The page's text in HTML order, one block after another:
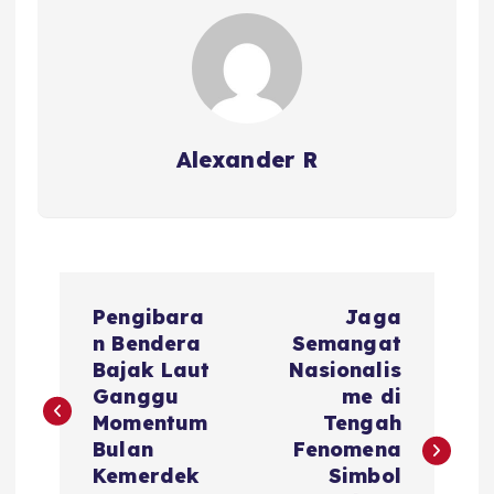
Alexander R
s
Pengibara
n Bendera
Bajak Laut
Ganggu
Momentum
Bulan
Kemerdek
Jaga
Semangat
Nasionalis
me di
Tengah
Fenomena
Simbol